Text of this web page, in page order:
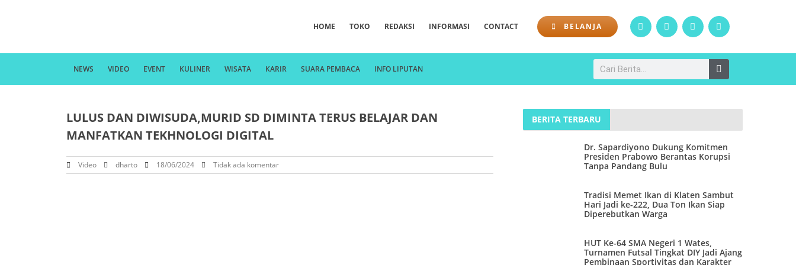
HOME TOKO REDAKSI INFORMASI CONTACT BELANJA
NEWS VIDEO EVENT KULINER WISATA KARIR SUARA PEMBACA INFO LIPUTAN
LULUS DAN DIWISUDA,MURID SD DIMINTA TERUS BELAJAR DAN
MANFATKAN TEKHNOLOGI DIGITAL
Video dharto 18/06/2024 Tidak ada komentar
BERITA TERBARU
Dr. Sapardiyono Dukung Komitmen
Presiden Prabowo Berantas Korupsi
Tanpa Pandang Bulu
Tradisi Memet Ikan di Klaten Sambut
Hari Jadi ke-222, Dua Ton Ikan Siap
Diperebutkan Warga
HUT Ke-64 SMA Negeri 1 Wates,
Turnamen Futsal Tingkat DIY Jadi Ajang
Pembinaan Sportivitas dan Karakter